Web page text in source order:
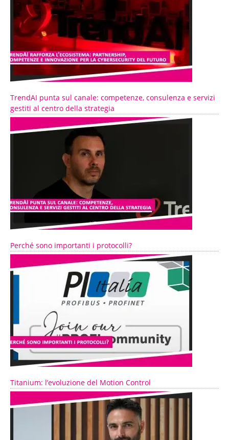
TrendAI punta sul canale: competenze, consulenza e servizi
gestiti al centro della strategia
Perché sono importanti i protocolli?
Titanium: l’evoluzione del Motion Control